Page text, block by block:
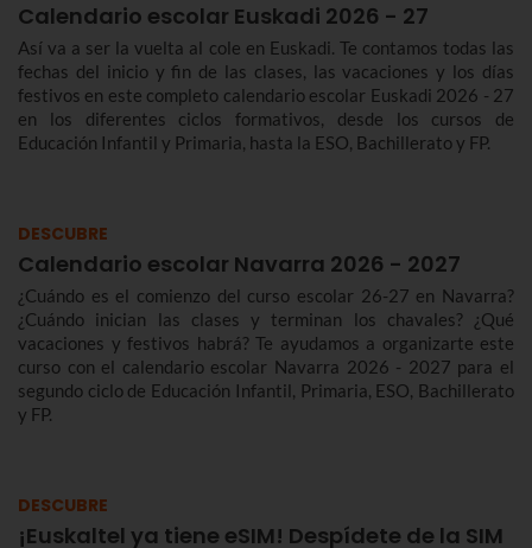
Calendario escolar Euskadi 2026 - 27
Así va a ser la vuelta al cole en Euskadi. Te contamos todas las
fechas del inicio y fin de las clases, las vacaciones y los días
festivos en este completo calendario escolar Euskadi 2026 - 27
en los diferentes ciclos formativos, desde los cursos de
Educación Infantil y Primaria, hasta la ESO, Bachillerato y FP.
DESCUBRE
Calendario escolar Navarra 2026 - 2027
¿Cuándo es el comienzo del curso escolar 26-27 en Navarra?
¿Cuándo inician las clases y terminan los chavales? ¿Qué
vacaciones y festivos habrá? Te ayudamos a organizarte este
curso con el calendario escolar Navarra 2026 - 2027 para el
segundo ciclo de Educación Infantil, Primaria, ESO, Bachillerato
y FP.
DESCUBRE
¡Euskaltel ya tiene eSIM! Despídete de la SIM